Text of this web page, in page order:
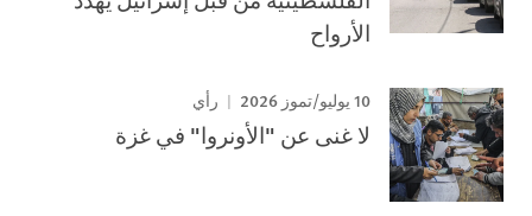
الأرواح
10 يوليو/تموز 2026 رأي
لا غنى عن "الأونروا" في غزة